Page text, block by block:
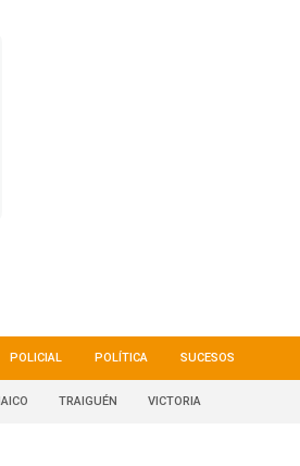
POLICIAL POLÍTICA SUCESOS
TRAIGUÉN VICTORIA